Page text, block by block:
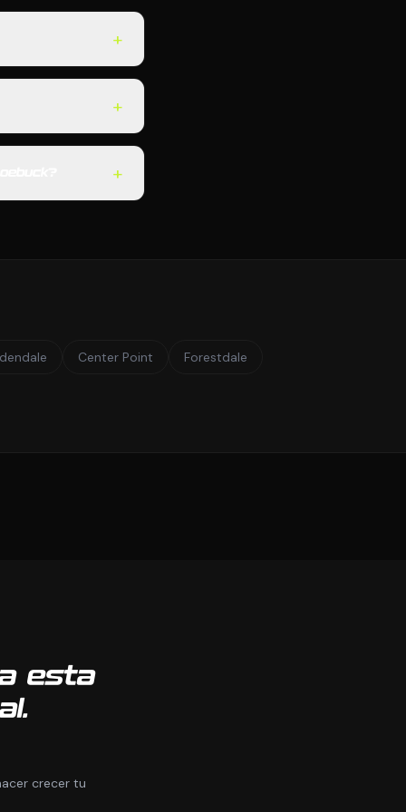
+
+
+
Center Point Forestdale
esta
crecer tu